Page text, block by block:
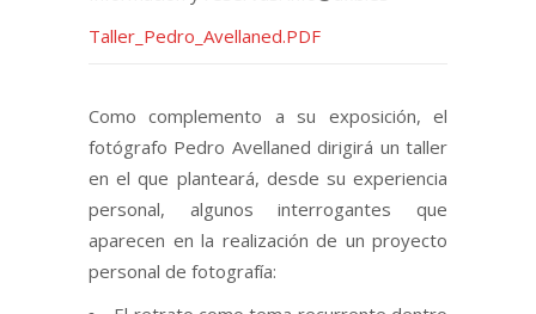
Taller_Pedro_Avellaned.PDF
Como complemento a su exposición, el
fotógrafo Pedro Avellaned dirigirá un taller
en el que planteará, desde su experiencia
personal, algunos interrogantes que
aparecen en la realización de un proyecto
personal de fotografía: